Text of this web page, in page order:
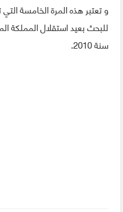
و تعتبر هذه المرة الخامسة
للبحث بعيد استقلال المملكة
سنة 2010.